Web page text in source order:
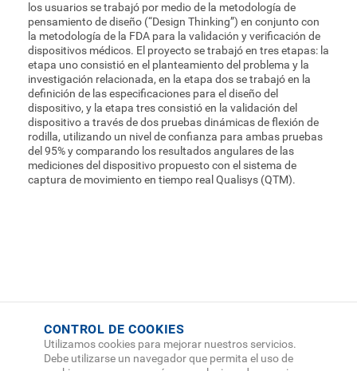
los usuarios se trabajó por medio de la metodología de
pensamiento de diseño (“Design Thinking”) en conjunto con
la metodología de la FDA para la validación y verificación de
dispositivos médicos. El proyecto se trabajó en tres etapas: la
etapa uno consistió en el planteamiento del problema y la
investigación relacionada, en la etapa dos se trabajó en la
definición de las especificaciones para el diseño del
dispositivo, y la etapa tres consistió en la validación del
dispositivo a través de dos pruebas dinámicas de flexión de
rodilla, utilizando un nivel de confianza para ambas pruebas
del 95% y comparando los resultados angulares de las
mediciones del dispositivo propuesto con el sistema de
captura de movimiento en tiempo real Qualisys (QTM).
CONTROL DE COOKIES
Utilizamos cookies para mejorar nuestros servicios.
Debe utilizarse un navegador que permita el uso de